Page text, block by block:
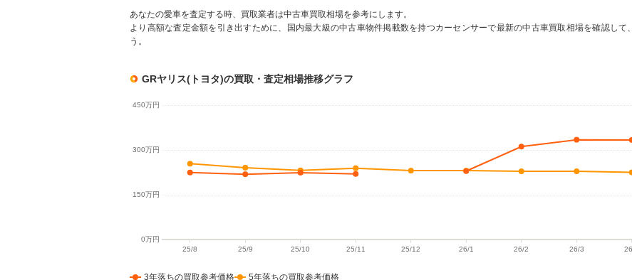
あなたの愛車を査定する時、買取業者は中古車買取相場を参考にします。
より高額な査定金額を引き出すために、国内最大級の中古車物件掲載数を持つカーセンサーで最新の中古車買取相場を確認し
う。
GRヤリス(トヨタ)の買取・査定相場推移グラフ
3年落ちの買取参考価格 5年落ちの買取参考価格